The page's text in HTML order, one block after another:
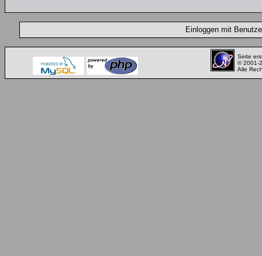
Einloggen mit
Seite
© 2001-
Alle